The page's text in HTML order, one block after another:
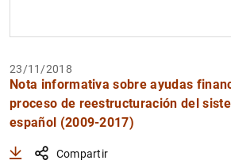
¿Qué buscas?
Tema
Uso del calendario: utiliza los
Desde
Uso del calendario: utiliza los
Hasta
Filtrar
23/11/2018
Nota informativa sobre ayudas
proceso de reestructuración del
español (2009-2017)
Compartir